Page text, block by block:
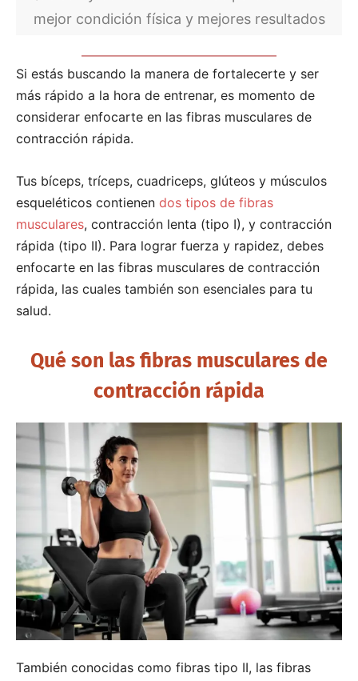
mejor condición física y mejores resultados
Si estás buscando la manera de fortalecerte y ser
más rápido a la hora de entrenar, es momento de
considerar enfocarte en las fibras musculares de
contracción rápida.
Tus bíceps, tríceps, cuadriceps, glúteos y músculos
esqueléticos contienen dos tipos de fibras
musculares, contracción lenta (tipo I), y contracción
rápida (tipo II). Para lograr fuerza y rapidez, debes
enfocarte en las fibras musculares de contracción
rápida, las cuales también son esenciales para tu
salud.
Qué son las fibras musculares de
contracción rápida
También conocidas como fibras tipo II, las fibras